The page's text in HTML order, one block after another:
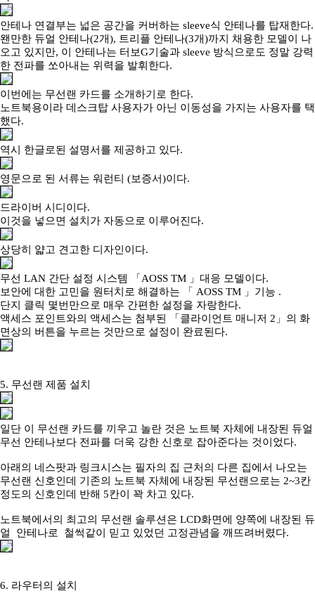
안테나 연결부는 넓은 공간을 커버하는 sleeve식 안테나를 탑재한다.
왠만한 듀얼 안테나(2개), 트리플 안테나(3개)까지 채용한 모델이 나
오고 있지만, 이 안테나는 터보G기술과 sleeve 방식으로도 정말 강력
한 전파를 쏘아내는 위력을 발휘한다.
이번에는 무선랜 카드를 소개하기로 한다.
노트북용이라 데스크탑 사용자가 아닌 이동성을 가지는 사용자를 택
했다.
역시 한글로된 설명서를 제공하고 있다.
영문으로 된 서류는 워런티 (보증서)이다.
드라이버 시디이다.
이것을 넣으면 설치가 자동으로 이루어진다.
상당히 얇고 견고한 디자인이다.
무선 LAN 간단 설정 시스템 「AOSS TM 」대응 모델이다.
보안에 대한 고민을 원터치로 해결하는 「 AOSS TM 」기능 .
단지 클릭 몇번만으로 매우 간편한 설정을 자랑한다.
액세스 포인트와의 액세스는 첨부된 「클라이언트 매니저 2」의 화
면상의 버튼을 누르는 것만으로 설정이 완료된다.
5. 무선랜 제품 설치
일단 이 무선랜 카드를 끼우고 놀란 것은 노트북 자체에 내장된 듀얼
무선 안테나보다 전파를 더욱 강한 신호로 잡아준다는 것이었다.
아래의 네스팟과 링크시스는 필자의 집 근처의 다른 집에서 나오는
무선랜 신호인데 기존의 노트북 자체에 내장된 무선랜으로는 2~3칸
정도의 신호인데 반해 5칸이 꽉 차고 있다.
노트북에서의 최고의 무선랜 솔루션은 LCD화면에 양쪽에 내장된 듀
얼 안테나로 철썩같이 믿고 있었던 고정관념을 깨뜨려버렸다.
6. 라우터의 설치